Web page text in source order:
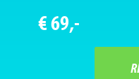
€ 69,-